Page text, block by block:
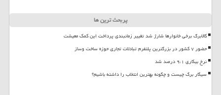
پربحث ترین ها
کالابرگ برخی خانوارها شارژ شد تغییر زمانبندی پرداخت این کمک معیشت
حضور ۷ کشور در بزرگترین پلتفرم تبادلات تجاری حوزه ساخت وساز
نرخ بیکاری ۹،۱ درصد شد
سیگار برگ چیست و چگونه بهترین انتخاب را داشته باشیم؟